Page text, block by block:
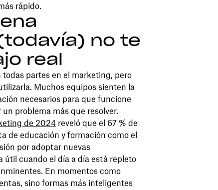
rápido.
no te
real
partes en el marketing, pero
Muchos equipos sienten la
necesarios para que funcione
problema más que resolver.
de 2024reveló que el 67 % de
de educación y formación como el
por adoptar nuevas
útil cuando el día a día está repleto
En momentos como
sino formas más inteligentes